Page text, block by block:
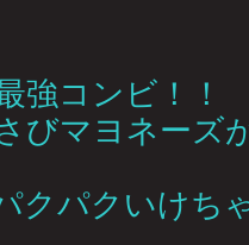
強コンビ！！
びマヨネーズ
クパクいけち